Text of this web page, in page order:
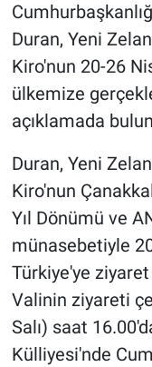
Duran, Yeni
Kiro'nun 20-26
ülkemize
açıklamada
Duran, Yeni
Kiro'nun
Yıl Dönümü ve
münasebetiyle
Türkiye'ye
Valinin ziyareti
Salı) saat
Külliyesi'nde